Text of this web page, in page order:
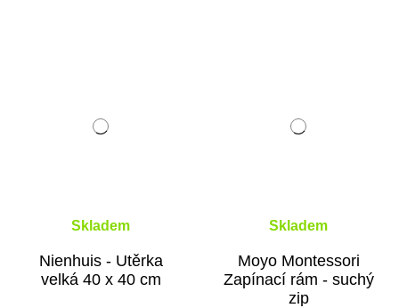
Skladem
Nienhuis - Utěrka
velká 40 x 40 cm
Skladem
Moyo Montessori
Zapínací rám - suchý
zip